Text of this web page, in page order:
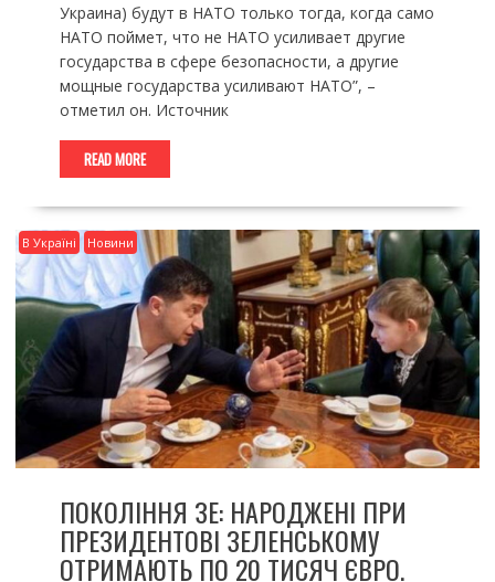
Украина) будут в НАТО только тогда, когда само
НАТО поймет, что не НАТО усиливает другие
государства в сфере безопасности, а другие
мощные государства усиливают НАТО”, –
отметил он. Источник
READ MORE
В Україні Новини
ПОКОЛІННЯ ЗЕ: НАРОДЖЕНІ ПРИ
ПРЕЗИДЕНТОВІ ЗЕЛЕНСЬКОМУ
ОТРИМАЮТЬ ПО 20 ТИСЯЧ ЄВРО.